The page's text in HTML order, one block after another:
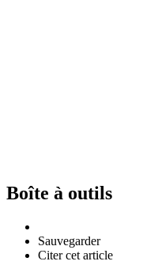
Boîte à outils
Sauvegarder
Citer cet article